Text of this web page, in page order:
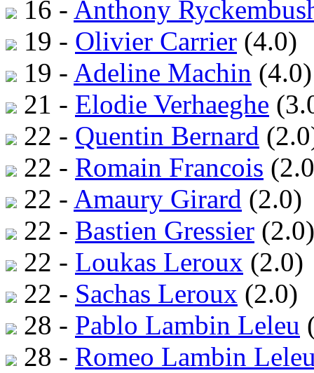
16 - Anthony
19 - Olivier Carrier (4.0)
19 - Adeline Machin (4.0)
21 - Elodie Verhaeghe
22 - Quentin Bernard
22 - Romain Francois
22 - Amaury Girard (2.0)
22 - Bastien Gressier (2.0)
22 - Loukas Leroux (2.0)
22 - Sachas Leroux (2.0)
28 - Pablo Lambin Leleu
28 - Romeo Lambin